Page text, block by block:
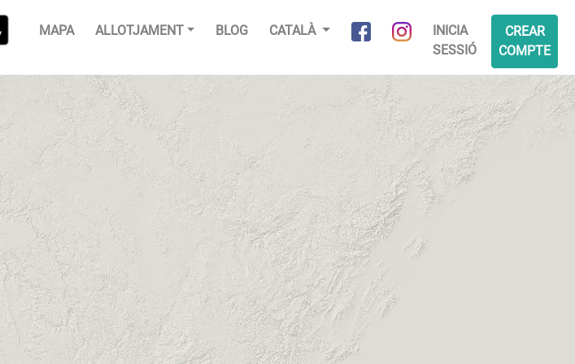
MAPA ALLOTJAMENT BLOG CATALÀ
INICIA
SESSIÓ
CREAR
COMPTE